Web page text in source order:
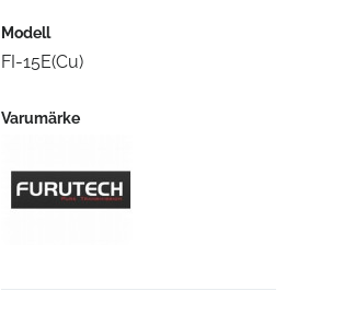
Modell
FI-15E(Cu)
Varumärke